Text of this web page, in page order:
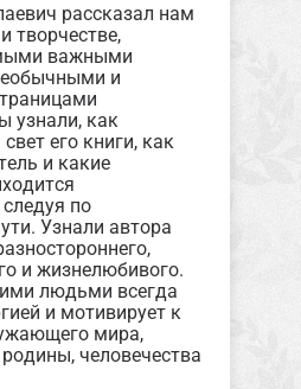
рассказал нам
творчестве,
важными
и
узнали, как
его книги, как
и какие
по
Узнали автора
и жизнелюбивого.
людьми всегда
и мотивирует к
мира,
человечества